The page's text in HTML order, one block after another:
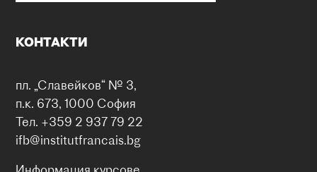
КОНТАКТИ
пл. „Славейков“ № 3,
п.к. 673, 1000 София
Тел. +359 2 937 79 22
ifb@institutfrancais.bg